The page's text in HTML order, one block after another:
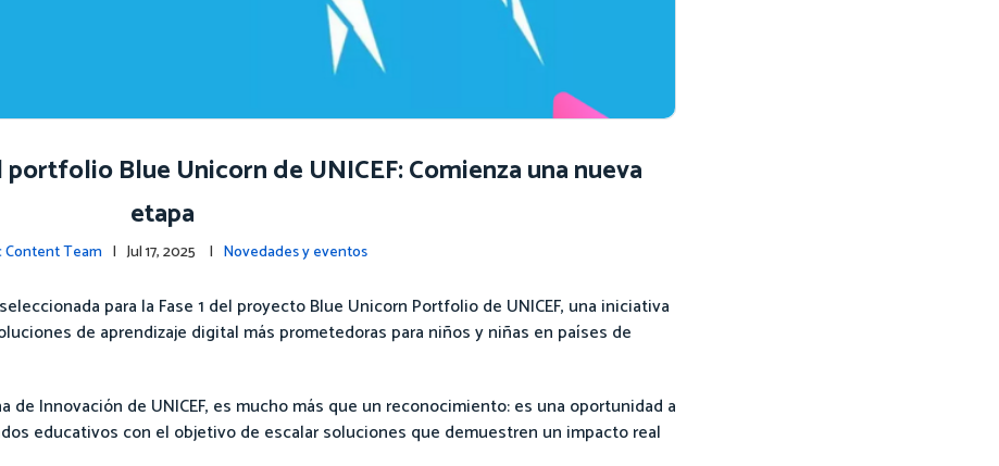
Blue Unicorn de UNICEF: Comienza una nueva
etapa
Content Team | Jul 17, 2025 | Novedades y eventos
para la Fase 1 del proyecto Blue Unicorn Portfolio de UNICEF, una iniciativa
de aprendizaje digital más prometedoras para niños y niñas en países de
Innovación de UNICEF, es mucho más que un reconocimiento: es una oportunidad a
educativos con el objetivo de escalar soluciones que demuestren un impacto real